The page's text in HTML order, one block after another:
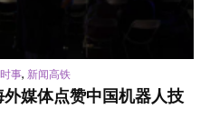
事, 新闻高铁
媒体点赞中国机器人技